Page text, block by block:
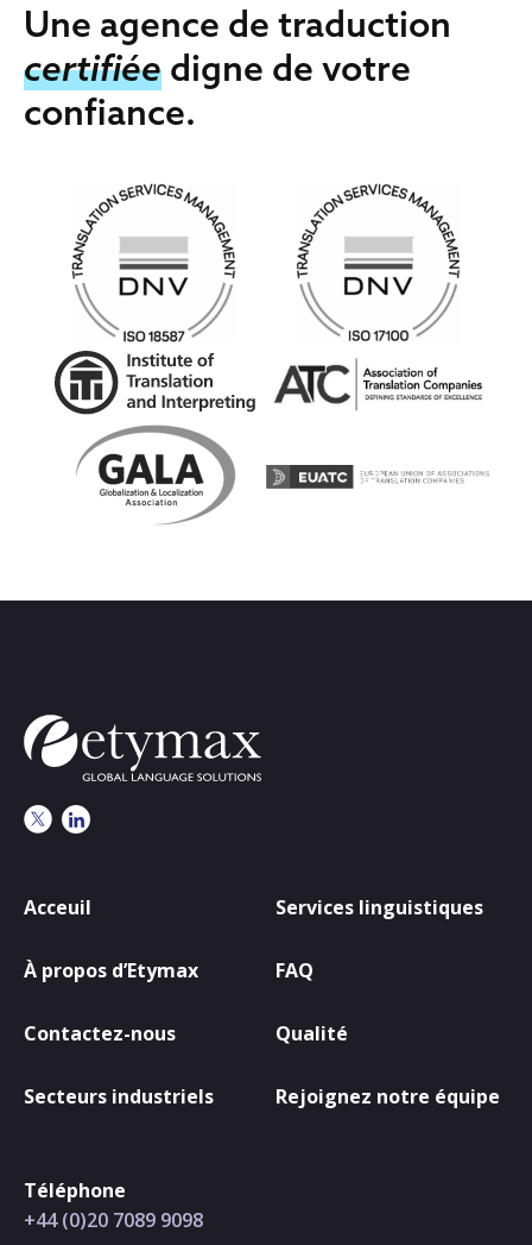
Une agence de traduction
certifiée digne de votre
confiance.
Acceuil
À propos d’Etymax
Contactez-nous
Secteurs industriels
Services linguistiques
FAQ
Qualité
Rejoignez notre équipe
Téléphone
+44 (0)20 7089 9098